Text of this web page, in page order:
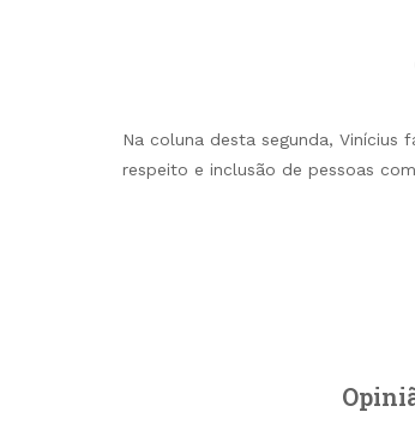
Na coluna desta segunda, Vinícius
respeito e inclusão de pessoas